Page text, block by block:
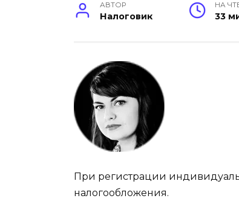
АВТОР
Налоговик
НА
33
При регистрации
налогообложения.